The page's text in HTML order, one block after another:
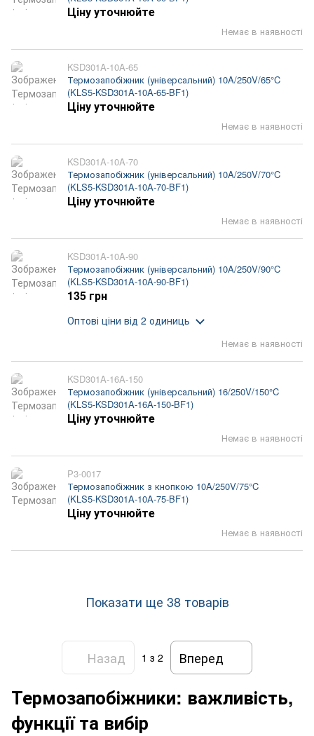
Немає в наявності
Ціну уточнюйте
KSD301A-10A-65
Термозапобіжник (універсальний) 10A/250V/65°C
(KLS5-KSD301A-10A-65-BF1)
Немає в наявності
Ціну уточнюйте
KSD301A-10A-70
Термозапобіжник (універсальний) 10A/250V/70°C
(KLS5-KSD301A-10A-70-BF1)
Немає в наявності
Ціну уточнюйте
KSD301A-10A-90
Термозапобіжник (універсальний) 10A/250V/90°C
(KLS5-KSD301A-10A-90-BF1)
Немає в наявності
135 грн
Оптові ціни від 2 одиниць
KSD301A-16A-150
Термозапобіжник (універсальний) 16/250V/150°C
(KLS5-KSD301A-16A-150-BF1)
Немає в наявності
Ціну уточнюйте
P3-0017
Термозапобіжник з кнопкою 10A/250V/75°C
(KLS5-KSD301A-10A-75-BF1)
Немає в наявності
Ціну уточнюйте
Показати ще 38 товарів
Назад 1 з 2 Вперед
Термозапобіжники: важливість,
функції та вибір